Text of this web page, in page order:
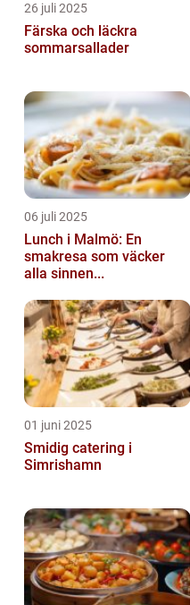
26 juli 2025
Färska och läckra
sommarsallader
06 juli 2025
Lunch i Malmö: En
smakresa som väcker
alla sinnen...
01 juni 2025
Smidig catering i
Simrishamn